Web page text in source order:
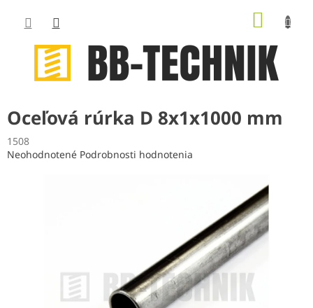
obsah
Oceľová rúrka D 8x1x1000 mm
1508
Priemerné
Neohodnotené Podrobnosti hodnotenia